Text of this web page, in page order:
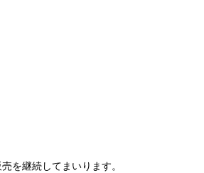
を継続してまいります。